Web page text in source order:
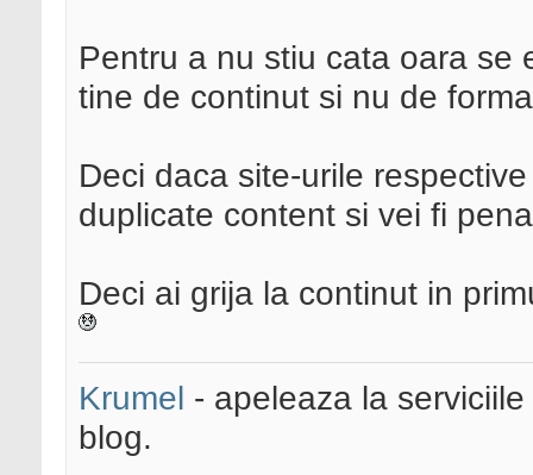
Pentru a nu stiu cata oara se
tine de continut si nu de
Deci daca site-urile
duplicate content si vei fi
Deci ai grija la continut in
Krumel - apeleaza la
blog.